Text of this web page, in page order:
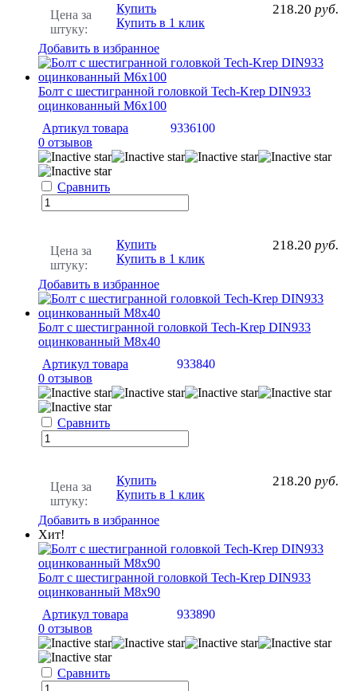
Цена за
штуку:
218.20 руб.
Купить
Купить в 1 клик
Добавить в избранное
Болт с шестигранной головкой Tech-Krep DIN933
оцинкованный М6х100
Артикул товара
9336100
0 отзывов
Сравнить
Цена за
штуку:
218.20 руб.
Купить
Купить в 1 клик
Добавить в избранное
Болт с шестигранной головкой Tech-Krep DIN933
оцинкованный М8х40
Артикул товара
933840
0 отзывов
Сравнить
Цена за
штуку:
218.20 руб.
Купить
Купить в 1 клик
Добавить в избранное
Хит!
Болт с шестигранной головкой Tech-Krep DIN933
оцинкованный М8х90
Артикул товара
933890
0 отзывов
Сравнить